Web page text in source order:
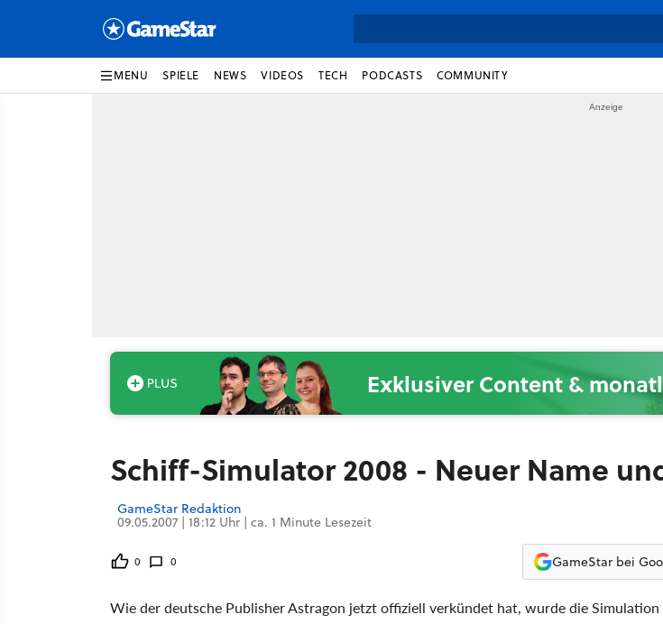
MENU SPIELE NEWS VIDEOS TECH PODCASTS COMMUNITY
Exklusiver Content &
Schiff-Simulator 2008 - Neuer Name
GameStar Redaktion
09.05.2007 | 18:12 Uhr | ca. 1 Minute Lesezeit
0 0 GameStar bei
Wie der deutsche Publisher Astragon jetzt offiziell verkündet hat, wurde die Simulation